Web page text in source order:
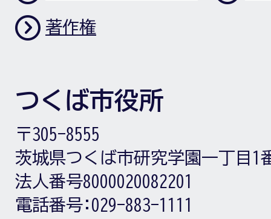
著作権
つくば市役所
〒305-8555
茨城県つくば市研究学園一丁目1
法人番号8000020082201
電話番号: 029-883-1111